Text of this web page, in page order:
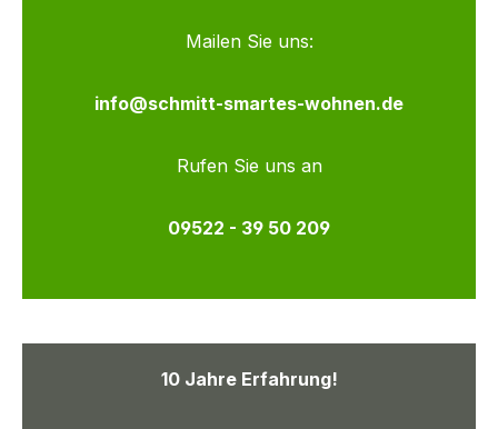
Mailen Sie uns:
info@schmitt-smartes-wohnen.de
Rufen Sie uns an
09522 - 39 50 209
10 Jahre Erfahrung!